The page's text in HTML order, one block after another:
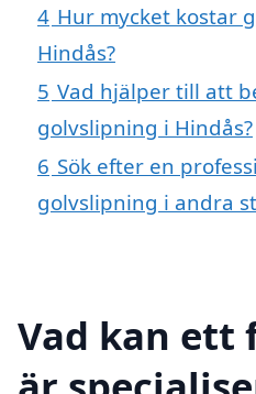
4 Hur mycket kostar
Hindås?
5 Vad hjälper till att
golvslipning i Hindås?
6 Sök efter en
golvslipning i andra
Vad kan ett